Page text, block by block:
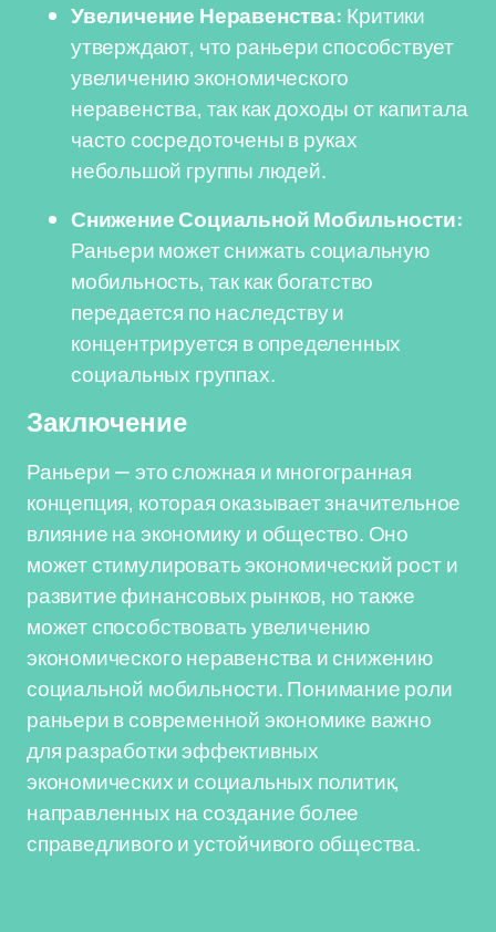
Увеличение Неравенства: Критики
утверждают, что раньери способствует
увеличению экономического
неравенства, так как доходы от капитала
часто сосредоточены в руках
небольшой группы людей.
Снижение Социальной Мобильности:
Раньери может снижать социальную
мобильность, так как богатство
передается по наследству и
концентрируется в определенных
социальных группах.
Заключение
Раньери — это сложная и многогранная
концепция, которая оказывает значительное
влияние на экономику и общество. Оно
может стимулировать экономический рост и
развитие финансовых рынков, но также
может способствовать увеличению
экономического неравенства и снижению
социальной мобильности. Понимание роли
раньери в современной экономике важно
для разработки эффективных
экономических и социальных политик,
направленных на создание более
справедливого и устойчивого общества.